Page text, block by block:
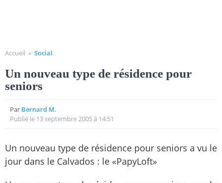
Accueil » Social
Un nouveau type de résidence pour
seniors
Par Bernard M.
Publié le 13 septembre 2005 à 14:51
Un nouveau type de résidence pour seniors a vu le
jour dans le Calvados : le «PapyLoft»